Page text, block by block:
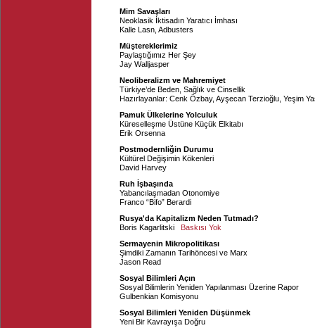
Mim Savaşları
Neoklasik İktisadın Yaratıcı İmhası
Kalle Lasn Adbusters
Müştereklerimiz
Paylaştığımız Her Şey
Jay Walljasper
Neoliberalizm ve Mahremiyet
Türkiye’de Beden, Sağlık ve Cinsellik
Hazırlayanlar: Cenk Özbay, Ayşecan Terzioğlu Yeşim
Pamuk Ülkelerine Yolculuk
Küreselleşme Üstüne Küçük Elkitabı
Erik Orsenna
Postmodernliğin Durumu
Kültürel Değişimin Kökenleri
David Harvey
Ruh İşbaşında
Yabancılaşmadan Otonomiye
Franco “Bifo” Berardi
Rusya'da Kapitalizm Neden Tutmadı?
Boris Kagarlitski
Baskısı Yok
Sermayenin Mikropolitikası
Şimdiki Zamanın Tarihöncesi ve Marx
Jason Read
Sosyal Bilimleri Açın
Sosyal Bilimlerin Yeniden Yapılanması Üzerine Rapor
Gulbenkian Komisyonu
Sosyal Bilimleri Yeniden Düşünmek
Yeni Bir Kavrayışa Doğru